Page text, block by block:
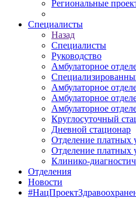
Региональные
Специалисты
Назад
Специалисты
Руководство
Амбулаторное
Амбулаторное
Амбулаторное
Амбулаторное
Круглосуточный
Дневной стационар
Отделение
Отделение
Клинико-
Отделения
Новости